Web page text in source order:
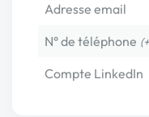
Adresse email
N° de téléphone
Compte LinkedIn